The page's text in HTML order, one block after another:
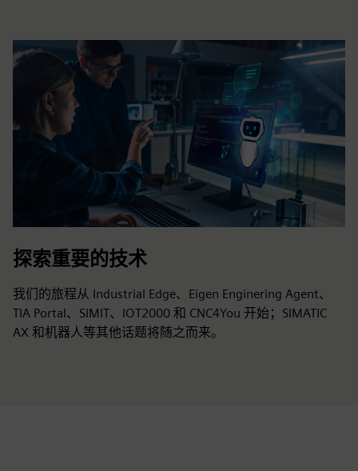
探索重要的技术
我们的旅程从 Industrial Edge、Eigen Enginering Agent、
TIA Portal、SIMIT、IOT2000 和 CNC4You 开始；SIMATIC
AX 和机器人等其他话题将随之而来。